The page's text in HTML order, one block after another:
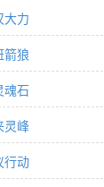
大力
箭狼
魂石
灵峰
行动